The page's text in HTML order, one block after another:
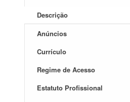
Descrição
Anúncios
Currículo
Regime de Acesso
Estatuto Profissional